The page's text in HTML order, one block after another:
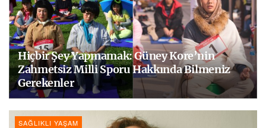
Hiçbir Şey Yapmamak: Güney Kore’nin
Zahmetsiz Milli Sporu Hakkında Bilmeniz
Gerekenler
SAĞLIKLI YAŞAM